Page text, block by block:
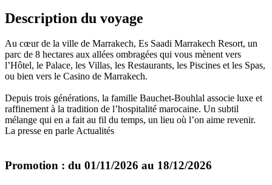
Description du voyage
Au cœur de la ville de Marrakech, Es Saadi Marrakech Resort, un
parc de 8 hectares aux allées ombragées qui vous mènent vers
l’Hôtel, le Palace, les Villas, les Restaurants, les Piscines et les Spas,
ou bien vers le Casino de Marrakech.
Depuis trois générations, la famille Bauchet-Bouhlal associe luxe et
raffinement à la tradition de l’hospitalité marocaine. Un subtil
mélange qui en a fait au fil du temps, un lieu où l’on aime revenir.
La presse en parle Actualités
Promotion : du 01/11/2026 au 18/12/2026